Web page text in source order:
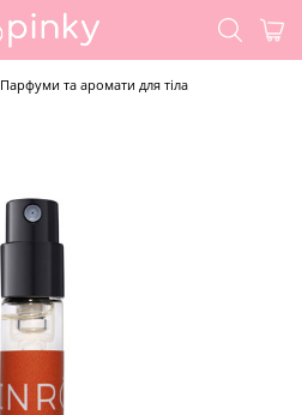
Парфуми та аромати для тіла